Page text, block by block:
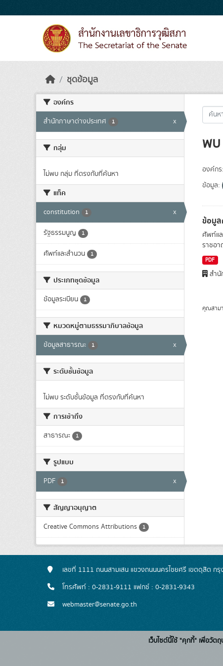
ชุดข้อมูล
องค์กร
สำนักภาษาต่างประเทศ 1 x
กลุ่ม
ไม่พบ กลุ่ม ที่ตรงกับที่ค้นหา
แท็ค
constitution 1 x
รัฐธรรมนูญ 1
ศัพท์และสำนวน 1
ประเภทชุดข้อมูล
ข้อมูลระเบียน 1
หมวดหมู่ตามธรรมาภิบาลข้อมูล
ข้อมูลสาธารณะ 1 x
ระดับชั้นข้อมูล
ไม่พบ ระดับชั้นข้อมูล ที่ตรงกับที่ค้นหา
การเข้าถึง
สาธารณะ 1
รูปแบบ
PDF 1 x
สัญญาอนุญาต
Creative Commons Attributions 1
พบ
องค์กร:
ข้อมูล:
ข้อมู
ศัพท์แ
ราชอ
PDF
สำนั
คุณสาม
เลขที่ 1111 ถนนสามเสน แขวงถนนนครไชยศรี เขตดุสิต ก
โทรศัพท์ : 0-2831-9111 แฟกซ์ : 0-2831-9343
webmaster@senate.go.th
เว็บไซต์นี้ใช้ "คุกกี้" เพื่อวั